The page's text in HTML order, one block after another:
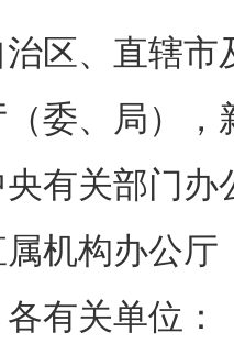
区、直辖市
委、局），
有关部门办
机构办公厅
有关单位：